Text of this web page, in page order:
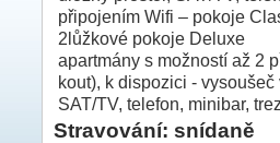
připojením Wifi – pokoje
2lůžkové pokoje Deluxe
apartmány s možností až 2
kout), k dispozici -
SAT/TV, telefon, minibar,
Stravování: snídaně